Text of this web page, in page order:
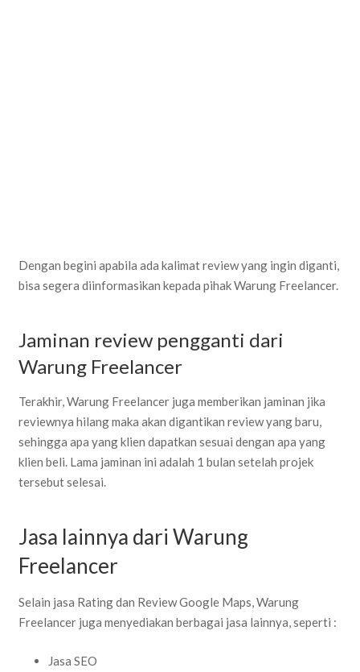
Dengan begini apabila ada kalimat review yang ingin diganti,
bisa segera diinformasikan kepada pihak Warung Freelancer.
Jaminan review pengganti dari
Warung Freelancer
Terakhir, Warung Freelancer juga memberikan jaminan jika
reviewnya hilang maka akan digantikan review yang baru,
sehingga apa yang klien dapatkan sesuai dengan apa yang
klien beli. Lama jaminan ini adalah 1 bulan setelah projek
tersebut selesai.
Jasa lainnya dari Warung
Freelancer
Selain jasa Rating dan Review Google Maps, Warung
Freelancer juga menyediakan berbagai jasa lainnya, seperti :
Jasa SEO